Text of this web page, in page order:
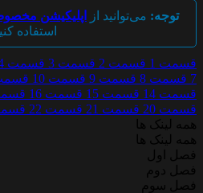
توجه: می‌توانید از اپلیکیشن
استفاده
قسمت 1 قسمت 2 قسمت 3 قسمت 4
7 قسمت 8 قسمت 9 قسمت 10 قسمت
قسمت 14
قسمت 15 قسمت 16 قسمت
قسمت 20
قسمت 21 قسمت 22 قسمت
همه لینک ها
همه لینک ها
فصل اول
فصل دوم
فصل سوم